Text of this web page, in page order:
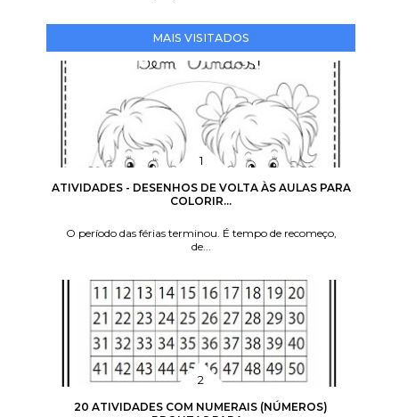
MAIS VISITADOS
ATIVIDADES - DESENHOS DE VOLTA ÀS AULAS PARA
COLORIR...
O período das férias terminou. É tempo de recomeço,
de...
20 ATIVIDADES COM NUMERAIS (NÚMEROS)